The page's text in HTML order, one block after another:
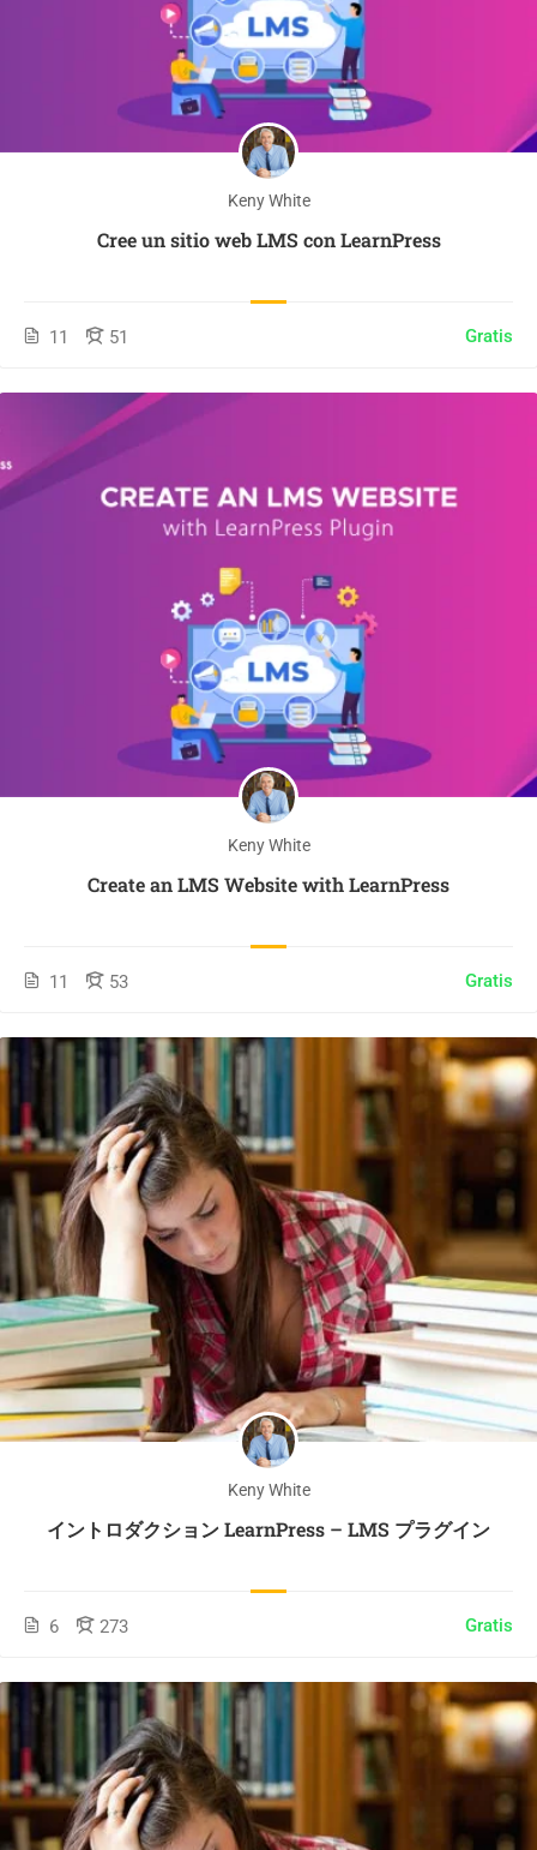
Keny White
Cree un sitio web LMS con LearnPress
11 51 Gratis
Keny White
Create an LMS Website with LearnPress
11 53 Gratis
Keny White
イントロダクション LearnPress – LMS プラグイン
6 273 Gratis